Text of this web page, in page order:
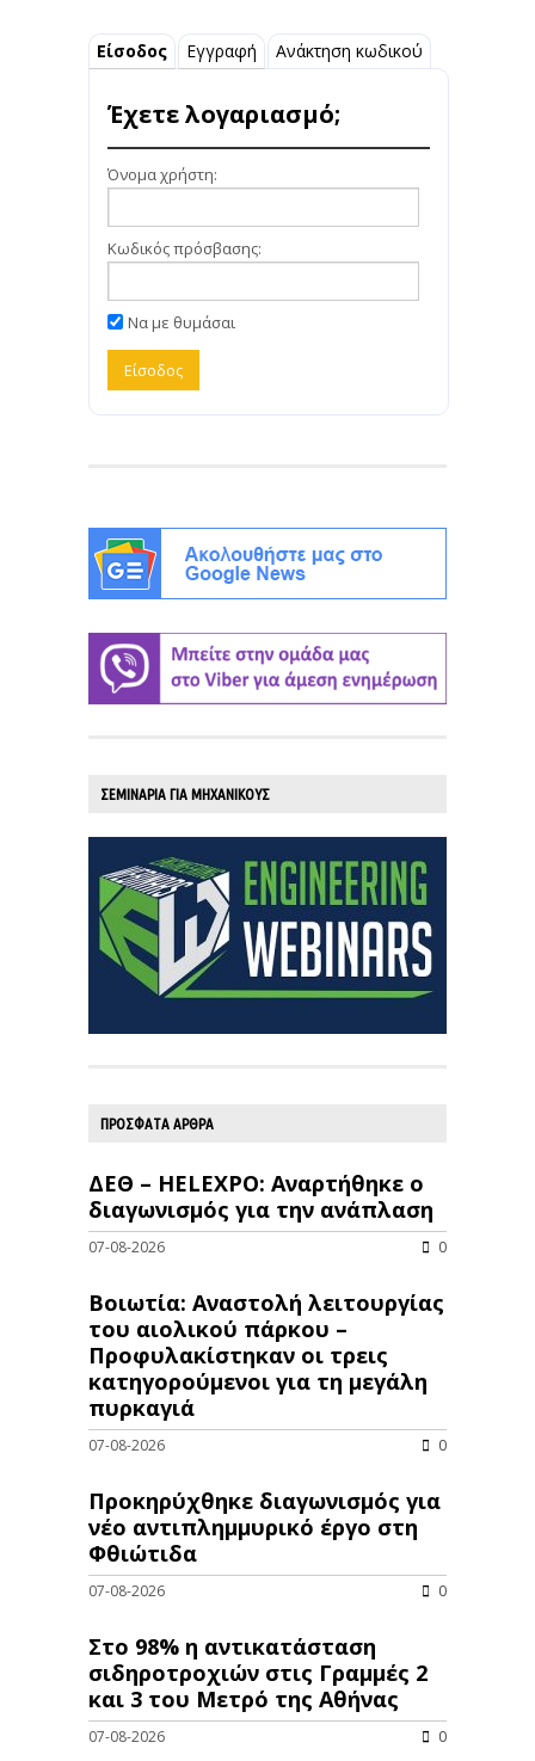
Είσοδος Εγγραφή Ανάκτηση κωδικού
Έχετε λογαριασμό;
Όνομα χρήστη:
Κωδικός πρόσβασης:
Να με θυμάσαι
ΣΕΜΙΝΑΡΙΑ ΓΙΑ ΜΗΧΑΝΙΚΟΥΣ
ΠΡΟΣΦΑΤΑ ΑΡΘΡΑ
ΔΕΘ – HELEXPO: Αναρτήθηκε ο
διαγωνισμός για την ανάπλαση
07-08-2026 0
Βοιωτία: Αναστολή λειτουργίας
του αιολικού πάρκου –
Προφυλακίστηκαν οι τρεις
κατηγορούμενοι για τη μεγάλη
πυρκαγιά
07-08-2026 0
Προκηρύχθηκε διαγωνισμός για
νέo αντιπλημμυρικό έργο στη
Φθιώτιδα
07-08-2026 0
Στο 98% η αντικατάσταση
σιδηροτροχιών στις Γραμμές 2
και 3 του Μετρό της Αθήνας
07-08-2026 0